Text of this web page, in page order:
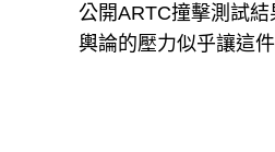
公開ARTC撞擊測試
輿論的壓力似乎讓這